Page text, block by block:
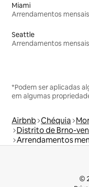
Miami
Arrendamentos mensais
Seattle
Arrendamentos mensais
*Podem ser aplicadas
em algumas
Airbnb Chéquia
Distrito de Brno-
Arrendamentos
©